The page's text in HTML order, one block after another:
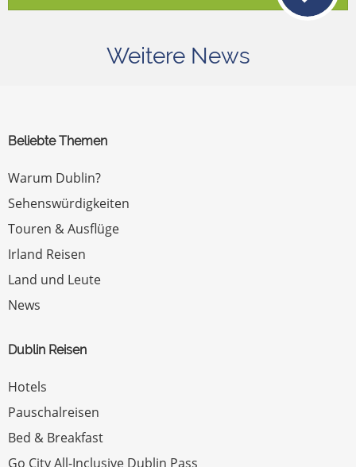
Weitere News
Beliebte Themen
Warum Dublin?
Sehenswürdigkeiten
Touren & Ausflüge
Irland Reisen
Land und Leute
News
Dublin Reisen
Hotels
Pauschalreisen
Bed & Breakfast
Go City All-Inclusive Dublin Pass